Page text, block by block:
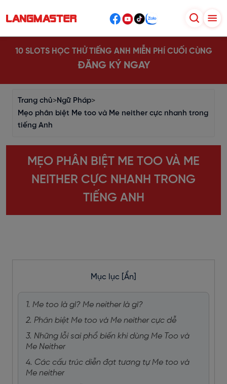
10 SLOTS HỌC THỬ TIẾNG ANH MIỄN PHÍ CUỐI CÙNG
ĐĂNG KÝ NGAY
Trang chủ>Ngữ Pháp>
Mẹo phân biệt Me too và Me neither cực nhanh trong
tiếng Anh
MẸO PHÂN BIỆT ME TOO VÀ ME
NEITHER CỰC NHANH TRONG
TIẾNG ANH
Mục lục [Ẩn]
1. Me too là gì? Me neither là gì?
2. Phân biệt Me too và Me neither cực dễ
3. Những lỗi sai phổ biến khi dùng Me Too và
Me Neither
4. Các cấu trúc diễn đạt tương tự Me too và
Me neither